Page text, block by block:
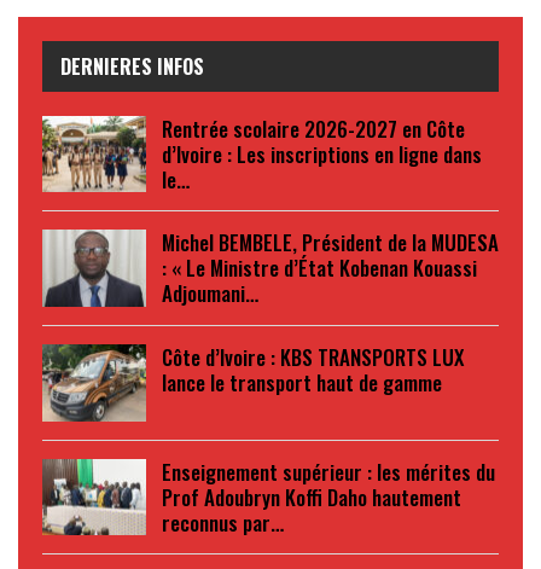
DERNIERES INFOS
Rentrée scolaire 2026-2027 en Côte
d’Ivoire : Les inscriptions en ligne dans
le…
Michel BEMBELE, Président de la MUDESA
: « Le Ministre d’État Kobenan Kouassi
Adjoumani…
Côte d’Ivoire : KBS TRANSPORTS LUX
lance le transport haut de gamme
Enseignement supérieur : les mérites du
Prof Adoubryn Koffi Daho hautement
reconnus par…